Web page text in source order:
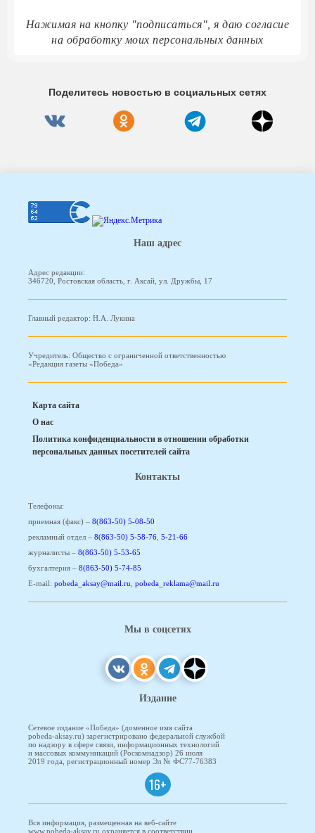
Нажимая на кнопку "подписаться", я даю согласие
на обработку моих персональных данных
Поделитесь новостью в социальных сетях
Наш адрес
Адрес редакции:
346720, Ростовская область, г. Аксай, ул. Дружбы, 17
Главный редактор: Н.А. Лукина
Учредитель: Общество с ограниченной ответственностью
«Редакция газеты «Победа»
Карта сайта
О нас
Политика конфиденциальности в отношении обработки
персональных данных посетителей сайта
Контакты
Телефоны:
приемная (факс) – 8(863-50) 5-08-50
рекламный отдел – 8(863-50) 5-58-76, 5-21-66
журналисты – 8(863-50) 5-53-65
бухгалтерия – 8(863-50) 5-74-85
E-mail: pobeda_aksay@mail.ru, pobeda_reklama@mail.ru
Мы в соцсетях
Издание
Сетевое издание «Победа» (доменное имя сайта
pobeda-aksay.ru) зарегистрировано федеральной службой
по надзору в сфере связи, информационных технологий
и массовых коммуникаций (Роскомнадзор) 26 июля
2019 года, регистрационный номер Эл № ФС77-76383
16+
Вся информация, размещенная на веб-сайте
www.pobeda-aksay.ru охраняется в соответствии